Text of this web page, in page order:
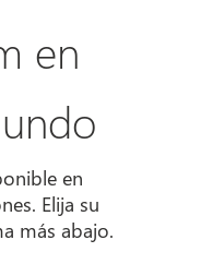
en
en
Elija su
más abajo.